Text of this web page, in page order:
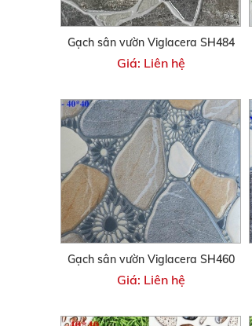
Gạch sân vườn Viglacera SH484
Giá: Liên hệ
Gạch sân vườn Viglacera SH460
Giá: Liên hệ